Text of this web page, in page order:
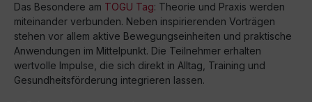
Das Besondere am TOGU Tag: Theorie und Praxis werden
miteinander verbunden. Neben inspirierenden Vorträgen
stehen vor allem aktive Bewegungseinheiten und praktische
Anwendungen im Mittelpunkt. Die Teilnehmer erhalten
wertvolle Impulse, die sich direkt in Alltag, Training und
Gesundheitsförderung integrieren lassen.